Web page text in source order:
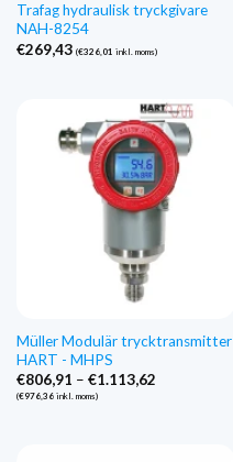
Trafag hydraulisk tryckgivare
NAH-8254
€269,43 (€326,01 inkl. moms)
Müller Modulär trycktransmitter
HART - MHPS
€806,91 – €1.113,62Prisintervall:
(€976,36inkl. moms)